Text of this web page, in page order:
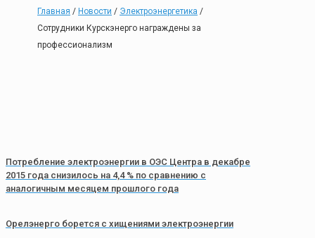
Главная / Новости / Электроэнергетика /
Сотрудники Курскэнерго награждены за
профессионализм
Потребление электроэнергии в ОЭС Центра в декабре
2015 года снизилось на 4,4 % по сравнению с
аналогичным месяцем прошлого года
Орелэнерго борется с хищениями электроэнергии